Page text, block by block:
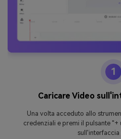
1
Caricare Video
Una volta acceduto allo
credenziali e premi il pulsante